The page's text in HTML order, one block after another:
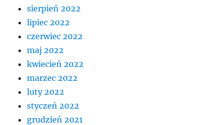
sierpień 2022
lipiec 2022
czerwiec 2022
maj 2022
kwiecień 2022
marzec 2022
luty 2022
styczeń 2022
grudzień 2021